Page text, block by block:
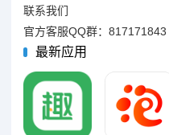
联系我们
官方客服QQ群：817171843
最新应用